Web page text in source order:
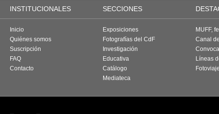
INSTITUCIONALES SECCIONES
Inicio
Quiénes somos
Suscripción
FAQ
Contacto
Exposiciones
Fotografías del CdF
Investigación
Educativa
Catálogo
Mediateca
MUFF,
Canal
Líneas